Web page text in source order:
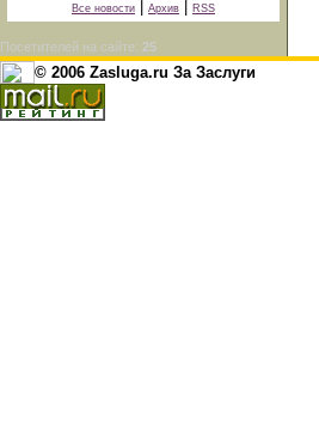
Все новости Архив RSS
Посетителей на сайте: 25
© 2006 Zasluga.ru За Заслуги